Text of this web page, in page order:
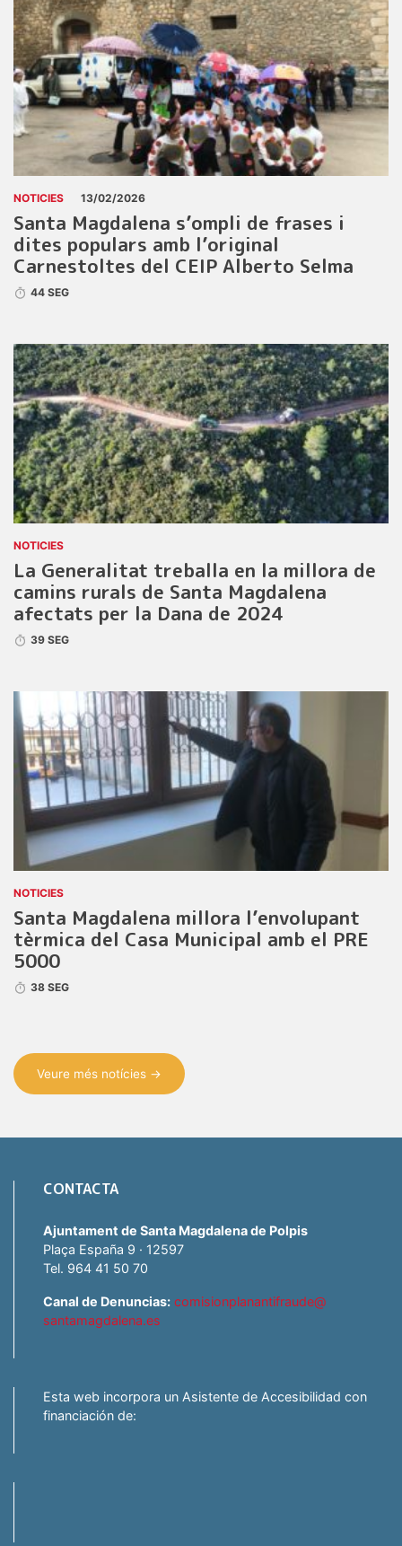
NOTICIES 13/02/2026
Santa Magdalena s’ompli de frases i
dites populars amb l’original
Carnestoltes del CEIP Alberto Selma
44 SEG
NOTICIES
La Generalitat treballa en la millora de
camins rurals de Santa Magdalena
afectats per la Dana de 2024
39 SEG
NOTICIES
Santa Magdalena millora l’envolupant
tèrmica del Casa Municipal amb el PRE
5000
38 SEG
Veure més notícies →
CONTACTA
Ajuntament de Santa Magdalena de Polpis
Plaça España 9 · 12597
Tel. 964 41 50 70
Canal de Denuncias: comisionplanantifraude@
santamagdalena.es
Esta web incorpora un Asistente de Accesibilidad con
financiación de: